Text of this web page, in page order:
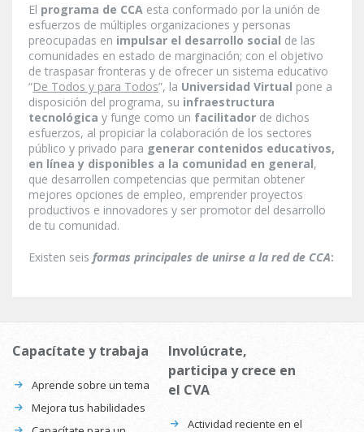
El programa de CCA esta conformado por la unión de
esfuerzos de múltiples organizaciones y personas
preocupadas en impulsar el desarrollo social de las
comunidades en estado de marginación; con el objetivo
de traspasar fronteras y de ofrecer un sistema educativo
“De Todos y para Todos”, la Universidad Virtual pone a
disposición del programa, su infraestructura
tecnológica y funge como un facilitador de dichos
esfuerzos, al propiciar la colaboración de los sectores
público y privado para generar contenidos educativos,
en línea y disponibles a la comunidad en general,
que desarrollen competencias que permitan obtener
mejores opciones de empleo, emprender proyectos
productivos e innovadores y ser promotor del desarrollo
de tu comunidad.
Existen seis formas principales de unirse a la red de CCA:
Capacítate y trabaja
Aprende sobre un tema
Mejora tus habilidades
Involúcrate,
participa y crece en
el CVA
Actividad reciente en el